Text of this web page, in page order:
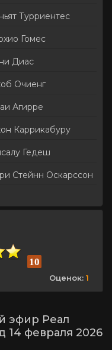
эфир Реал
февраля 2026
Турриентес
Гомес
Диас
Очиенг
Агирре
Каррикабуру
Гедеш
Стейнн Оскарссон
10
Оценок: 1